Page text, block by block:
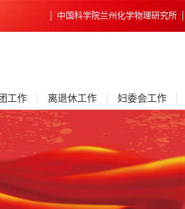
中国科学院兰州化学物理研究所
工作 离退休工作 妇委会工作